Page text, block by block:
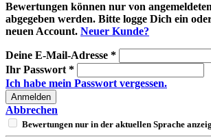
Bewertungen können nur von
abgegeben werden. Bitte logge Dich ein
neuen Account. Neuer Kunde?
Deine E-Mail-Adresse *
Ihr Passwort *
Ich habe mein Passwort vergessen.
Anmelden
Abbrechen
Bewertungen nur in der aktuellen Sprache